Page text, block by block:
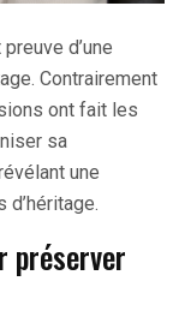
d’une
Contrairement
ont fait les
sa
une
préserver